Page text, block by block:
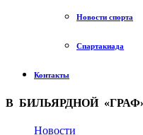
Новости спорта
Спартакиада
Контакты
В БИЛЬЯРДНОЙ
Новости